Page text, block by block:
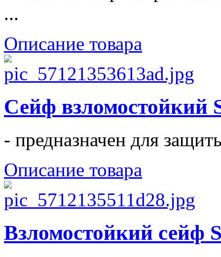
...
Описание товара
Сейф взломостойкий
- предназначен для
Описание товара
Взломостойкий сейф